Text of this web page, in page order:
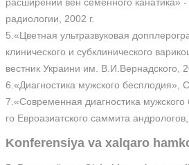
радиологии, 2002 г.
5.«Цветная ультразвуковая
клинического и субклинического
вестник Украини им. В.И.Вернадского,
6.«Диагностика мужского бесплодия»,
7.«Современная диагностика
го Евроазиатского саммита андрологов,
Konferensiya va xalqaro